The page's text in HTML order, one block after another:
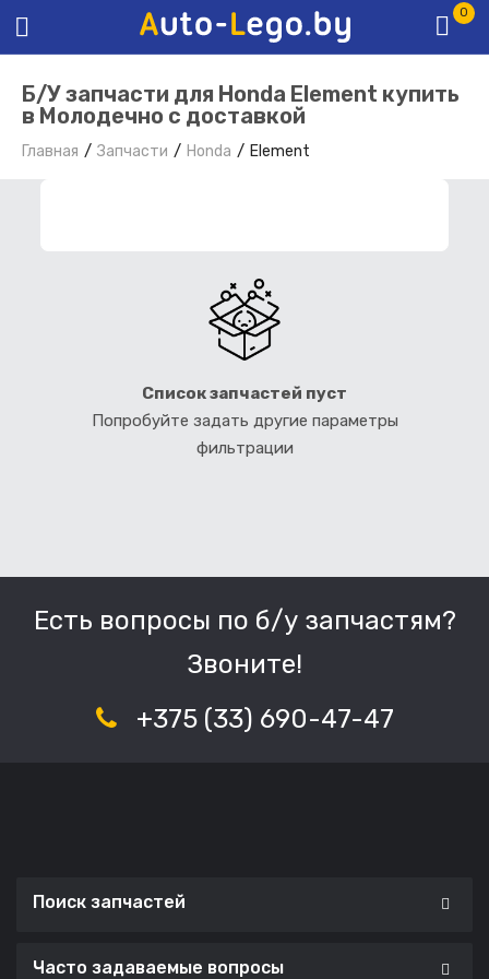
0
Б/У запчасти для Honda Element купить
в Молодечно с доставкой
Главная Запчасти Honda Element
Список запчастей пуст
Попробуйте задать другие параметры
фильтрации
Есть вопросы по б/у запчастям?
Звоните!
+375 (33) 690-47-47
Поиск запчастей
Часто задаваемые вопросы